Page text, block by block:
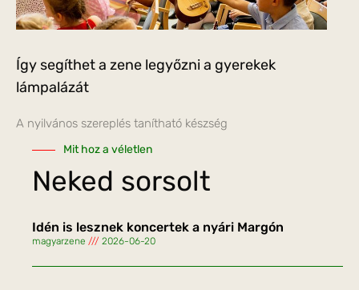
Így segíthet a zene legyőzni a gyerekek
lámpalázát
A nyilvános szereplés tanítható készség
Mit hoz a véletlen
Neked sorsolt
Idén is lesznek koncertek a nyári Margón
magyarzene 2026-06-20